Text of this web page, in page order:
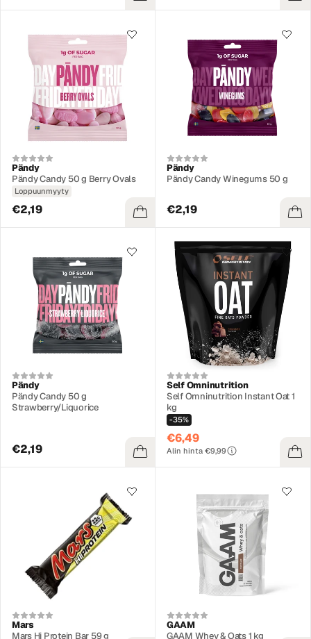
Pändy
Pändy Candy 50 g Berry Ovals
Loppuunmyyty
€2,19
Pändy
Pändy Candy Winegums 50 g
€2,19
Pändy
Pändy Candy 50 g
Strawberry/Liquorice
€2,19
Self Omninutrition
Self Omninutrition Instant Oat 1
kg
-35%
€6,49
Alin hinta €9,99
Mars
Mars Hi Protein Bar 59 g
GAAM
GAAM Whey & Oats 1 kg